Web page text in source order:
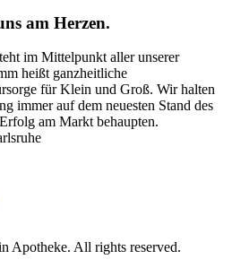
am Herzen.
im Mittelpunkt aller unserer
heißt ganzheitliche
für Klein und Groß. Wir halten
immer auf dem neuesten Stand des
am Markt behaupten.
Apotheke. All rights reserved.